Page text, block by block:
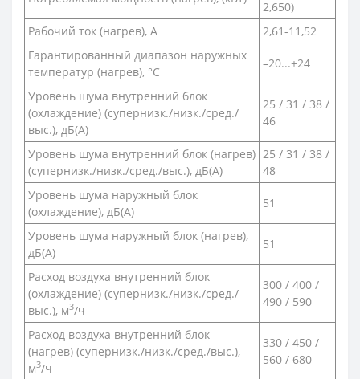
2,650)
Рабочий ток (нагрев), А
2,61-11,52
Гарантированный диапазон наружных
температур (нагрев), °С
–20...+24
Уровень шума внутренний блок
(охлаждение) (супернизк./низк./сред./
выс.), дБ(A)
25 / 31 / 38 /
46
Уровень шума внутренний блок (нагрев)
(супернизк./низк./сред./выс.), дБ(А)
25 / 31 / 38 /
48
Уровень шума наружный блок
(охлаждение), дБ(А)
51
Уровень шума наружный блок (нагрев),
дБ(А)
51
Расход воздуха внутренний блок
(охлаждение) (супернизк./низк./сред./
выс.), м3/ч
300 / 400 /
490 / 590
Расход воздуха внутренний блок
(нагрев) (супернизк./низк./сред./выс.),
м3/ч
330 / 450 /
560 / 680